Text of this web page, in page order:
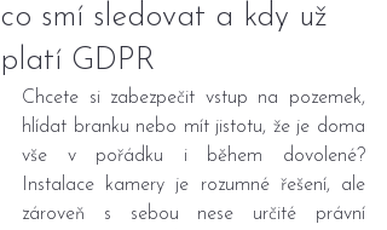
co smí sledovat a kdy už
platí GDPR
Chcete si zabezpečit vstup na pozemek,
hlídat branku nebo mít jistotu, že je doma
vše v pořádku i během dovolené?
Instalace kamery je rozumné řešení, ale
zároveň s sebou nese určité právní